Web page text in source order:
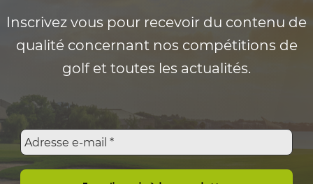
Inscrivez vous pour recevoir du contenu de
qualité concernant nos compétitions de
golf et toutes les actualités.